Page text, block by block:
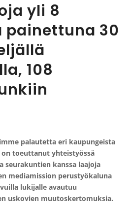
yli 8
painettuna 30
108
palautetta eri kaupungeista
on toeuttanut yhteistyössä
seurakuntien kanssa laajoja
mediamission perustyökaluna
lukijalle avautuu
uskovien muutoskertomuksia.